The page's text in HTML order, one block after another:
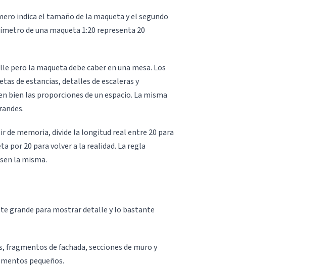
indica el tamaño de la maqueta y el segundo
de una maqueta 1:20 representa 20
pero la maqueta debe caber en una mesa. Los
de estancias, detalles de escaleras y
bien las proporciones de un espacio. La misma
de memoria, divide la longitud real entre 20 para
por 20 para volver a la realidad. La regla
la misma.
grande para mostrar detalle y lo bastante
fragmentos de fachada, secciones de muro y
pequeños.